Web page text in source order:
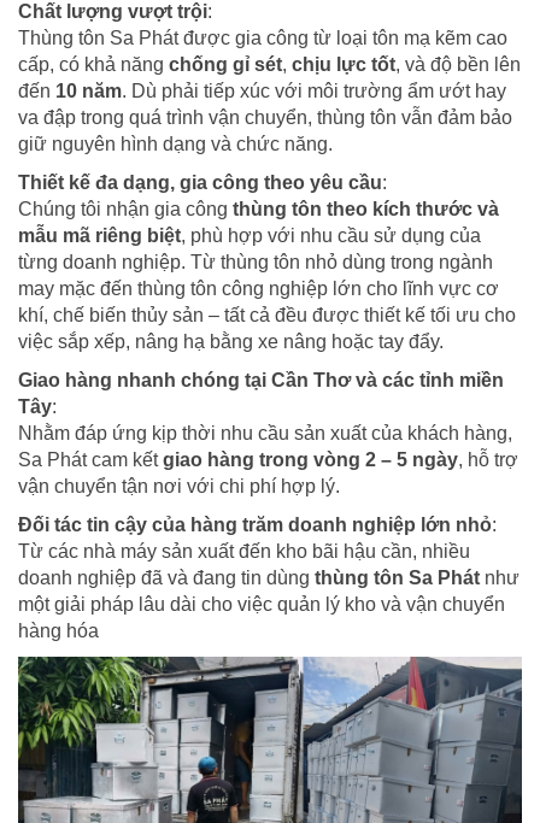
Chất lượng vượt trội:
Thùng tôn Sa Phát được gia công từ loại tôn mạ kẽm cao
cấp, có khả năng chống gỉ sét, chịu lực tốt, và độ bền lên
đến 10 năm. Dù phải tiếp xúc với môi trường ẩm ướt hay
va đập trong quá trình vận chuyển, thùng tôn vẫn đảm bảo
giữ nguyên hình dạng và chức năng.
Thiết kế đa dạng, gia công theo yêu cầu:
Chúng tôi nhận gia công thùng tôn theo kích thước và
mẫu mã riêng biệt, phù hợp với nhu cầu sử dụng của
từng doanh nghiệp. Từ thùng tôn nhỏ dùng trong ngành
may mặc đến thùng tôn công nghiệp lớn cho lĩnh vực cơ
khí, chế biến thủy sản – tất cả đều được thiết kế tối ưu cho
việc sắp xếp, nâng hạ bằng xe nâng hoặc tay đẩy.
Giao hàng nhanh chóng tại Cần Thơ và các tỉnh miền
Tây:
Nhằm đáp ứng kịp thời nhu cầu sản xuất của khách hàng,
Sa Phát cam kếtgiao hàng trong vòng 2 – 5 ngày, hỗ trợ
vận chuyển tận nơi với chi phí hợp lý.
Đối tác tin cậy của hàng trăm doanh nghiệp lớn nhỏ:
Từ các nhà máy sản xuất đến kho bãi hậu cần, nhiều
doanh nghiệp đã và đang tin dùng thùng tôn Sa Phát như
một giải pháp lâu dài cho việc quản lý kho và vận chuyển
hàng hóa